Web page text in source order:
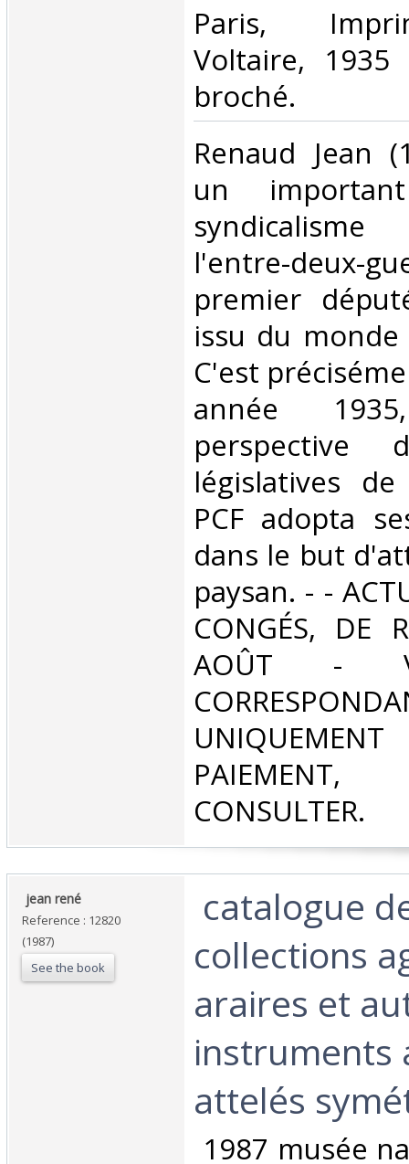
‎Paris,
Voltaire,
broché. ‎
‎Renaud Jean
un
l'entre-deux-
premier
issu du
C'est
année
perspective
législatives
PCF adopta
dans le but
paysan. - -
CONGÉS, DE
AOÛT -
CONSULTER.‎
‎ jean rené ‎
Reference : 12820
(1987)
See the book
catalogue
collections
araires et
instruments
attelés
1987 musée